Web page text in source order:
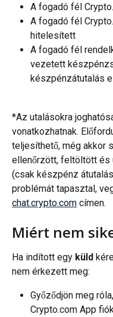
A fogadó fél
A fogadó fél
hitelesített
A fogadó fél
vezetett
készpénzátutalás
*Az utalásokra
vonatkozhatnak.
teljesíthető, még akkor
ellenőrzött, feltöltött és
(csak készpénz
problémát tapasztal,
chat.crypto.com címen.
Miért nem
Ha indított egy küld
nem érkezett meg:
Győződjön meg
Crypto.com App